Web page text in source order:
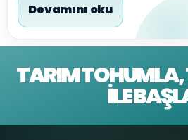
Devamını oku
TARIM TOHUMLA,
İLE